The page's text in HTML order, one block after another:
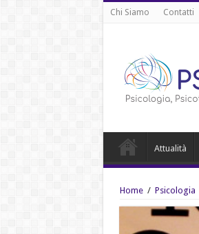
Chi Siamo Contatti
Attualità
Home / Psicologia